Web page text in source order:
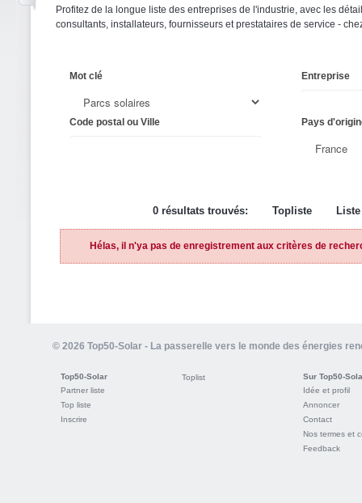
Profitez de la longue liste des entreprises de l'industrie, avec les
consultants, installateurs, fournisseurs et prestataires de service -
Mot clé Entreprise
Code postal ou Ville Pays
0 résultats trouvés: Topliste
Hélas, il n'ya pas de enregistrement aux critères de
© 2026 Top50-Solar - La passerelle vers le monde des énergies
Top50-Solar
Partner liste
Top liste
Inscrire
Toplist
Sur Top50-
Idée et profil
Annoncer
Contact
Nos termes et
Feedback